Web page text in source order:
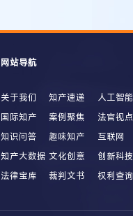
网站导航
关于我们 知产速递 人工智能
国际知产
案例聚焦 法官视点
知识问答
趣味知产 互联网
知产大数据 文化创意 创新科技
法律宝库
裁判文书 权利查询